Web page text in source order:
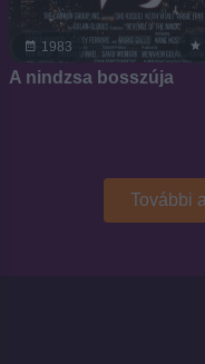
1983
A nindzsa bosszúja
További